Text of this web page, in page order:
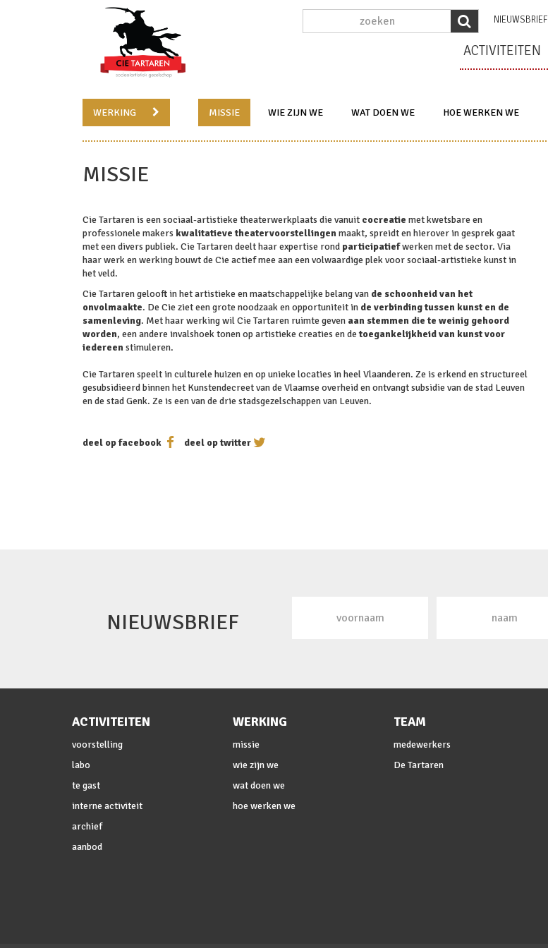
NIEUWSBRIEF
ACTIVITEITEN
WERKING MISSIE WIE ZIJN WE WAT DOEN WE HOE WERKEN WE
MISSIE
Cie Tartaren is een sociaal-artistieke theaterwerkplaats die vanuit cocreatie met kwetsbare en
professionele makers kwalitatieve theatervoorstellingenmaakt, spreidt en hierover in gesprek gaat
met een divers publiek. Cie Tartaren deelt haar expertise rond participatiefwerken met de sector. Via
haar werk en werking bouwt de Cie actief mee aan een volwaardige plek voor sociaal-artistieke kunst in
het veld.
Cie Tartaren gelooft in het artistieke en maatschappelijke belang van de schoonheid van het
onvolmaakte. De Cie ziet een grote noodzaak en opportuniteit in de verbinding tussen kunst en de
samenleving. Met haar werking wil Cie Tartaren ruimte geven aan stemmen die te weinig gehoord
worden, een andere invalshoek tonen op artistieke creaties en detoegankelijkheid van kunst voor
iedereenstimuleren.
Cie Tartaren speelt in culturele huizen en op unieke locaties in heel Vlaanderen. Ze is erkend en structureel
gesubsidieerd binnen het Kunstendecreet van de Vlaamse overheid en ontvangt subsidie van de stad Leuven
en de stad Genk. Ze is een van de drie stadsgezelschappen van Leuven.
deel op facebook deel op twitter
NIEUWSBRIEF
ACTIVITEITEN
voorstelling
labo
te gast
interne activiteit
archief
aanbod
WERKING
missie
wie zijn we
wat doen we
hoe werken we
TEAM
medewerkers
De Tartaren